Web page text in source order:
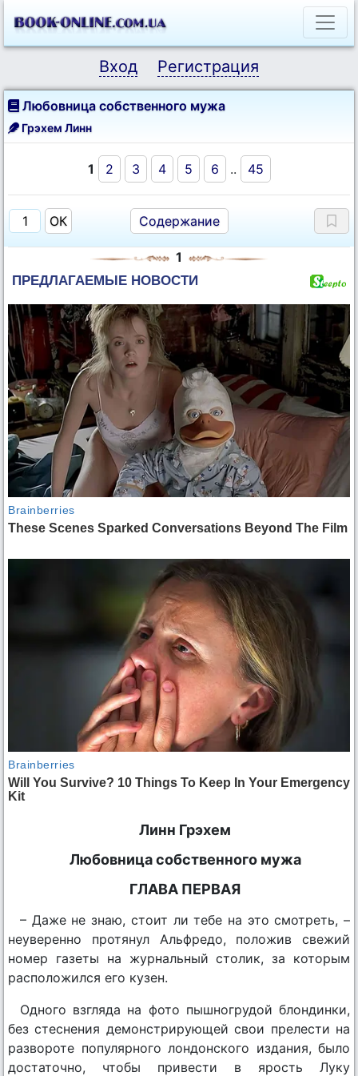
Вход Регистрация
Любовница собственного мужа
Грэхем Линн
1 2 3 4 5 6 .. 45
Содержание
1
Линн Грэхем
Любовница собственного мужа
ГЛАВА ПЕРВАЯ
– Даже не знаю, стоит ли тебе на это смотреть, –
неуверенно протянул Альфредо, положив свежий
номер газеты на журнальный столик, за которым
расположился его кузен.
Одного взгляда на фото пышногрудой блондинки,
без стеснения демонстрирующей свои прелести на
развороте популярного лондонского издания, было
достаточно, чтобы привести в ярость Луку